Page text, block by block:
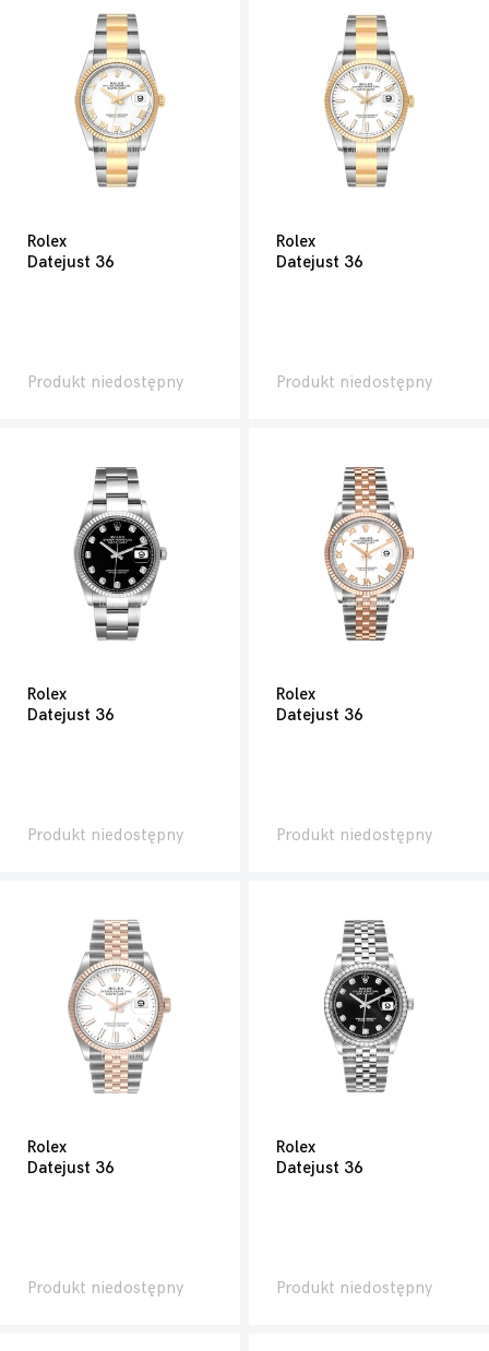
Rolex
Datejust 36
Produkt niedostępny
Rolex
Datejust 36
Produkt niedostępny
Rolex
Datejust 36
Produkt niedostępny
Rolex
Datejust 36
Produkt niedostępny
Rolex
Datejust 36
Produkt niedostępny
Rolex
Datejust 36
Produkt niedostępny